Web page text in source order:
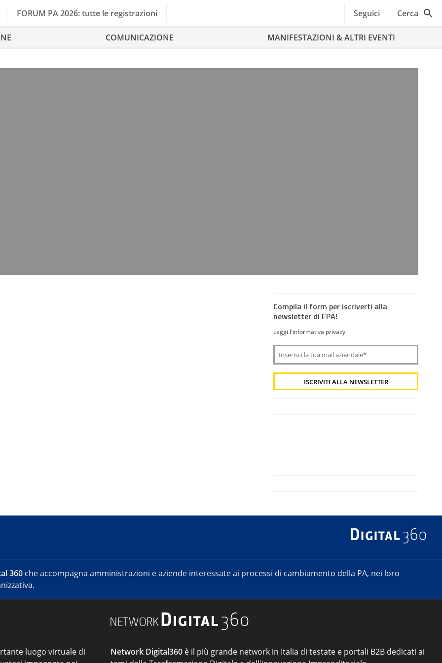
FORUM PA 2026: tutte le registrazioni Seguici Cerca
COMUNICAZIONE MANIFESTAZIONI & ALTRI EVENTI
Compila il form per iscriverti alla
newsletter di FPA!
Leggi l'informativa privacy
360 che accompagna amministrazioni e aziende interessate ai processi di cambiamento della PA, nei loro
luogo virtuale di
Network Digital360 è il più grande network in Italia di testate e portali B2B dedicati ai